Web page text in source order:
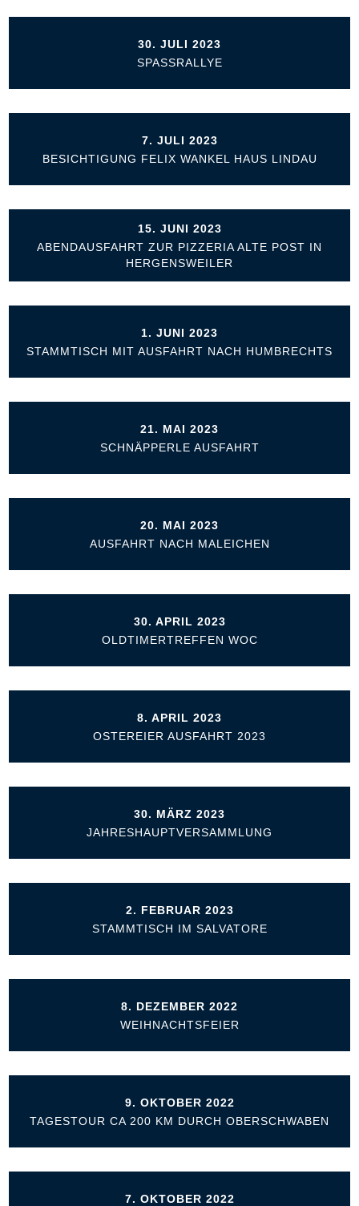
30. JULI 2023
SPASSRALLYE
7. JULI 2023
BESICHTIGUNG FELIX WANKEL HAUS LINDAU
15. JUNI 2023
ABENDAUSFAHRT ZUR PIZZERIA ALTE POST IN
HERGENSWEILER
1. JUNI 2023
STAMMTISCH MIT AUSFAHRT NACH HUMBRECHTS
21. MAI 2023
SCHNÄPPERLE AUSFAHRT
20. MAI 2023
AUSFAHRT NACH MALEICHEN
30. APRIL 2023
OLDTIMERTREFFEN WOC
8. APRIL 2023
OSTEREIER AUSFAHRT 2023
30. MÄRZ 2023
JAHRESHAUPTVERSAMMLUNG
2. FEBRUAR 2023
STAMMTISCH IM SALVATORE
8. DEZEMBER 2022
WEIHNACHTSFEIER
9. OKTOBER 2022
TAGESTOUR CA 200 KM DURCH OBERSCHWABEN
7. OKTOBER 2022